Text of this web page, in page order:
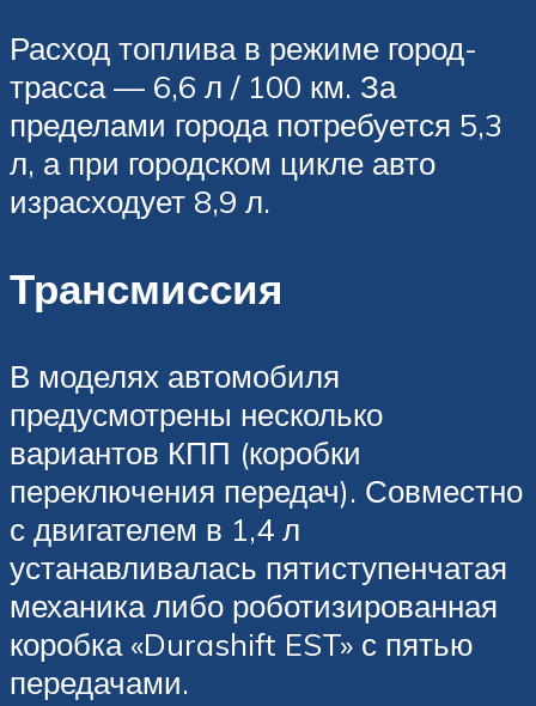
Расход топлива в режиме город-
трасса — 6,6 л / 100 км. За
пределами города потребуется 5,3
л, а при городском цикле авто
израсходует 8,9 л.
Трансмиссия
В моделях автомобиля
предусмотрены несколько
вариантов КПП (коробки
переключения передач). Совместно
с двигателем в 1,4 л
устанавливалась пятиступенчатая
механика либо роботизированная
коробка «Durashift EST» с пятью
передачами.